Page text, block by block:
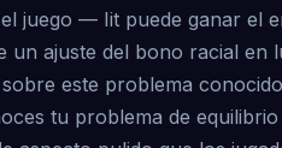
juego — Iit puede ganar el
un ajuste del bono racial en
este problema
tu problema de